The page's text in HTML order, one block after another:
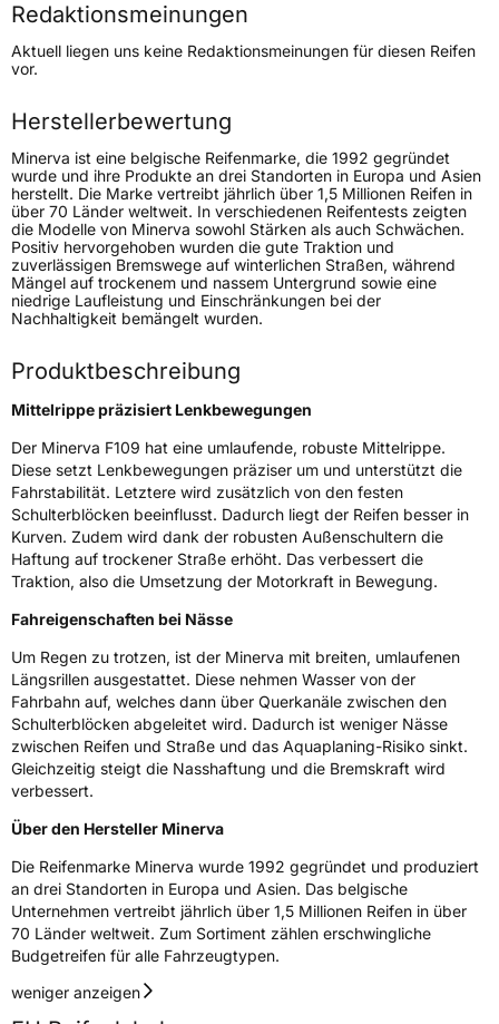
Höchstgeschwindigkeit
180 km/h
Lastindex91/89
Höchstlast615/580 kg
Generelle Merkmale
FahrzeugtypTransporter
VerwendungSommerreifen
ModellnameF 109
FahrzeugartTransporter
Schlauchtyp TL
ZustandNeureifen
C-ReifenJa
EU Label
EffizienzD
Nasshaftung D
Rollgeräusch (Klasse)B
3PMSF / Schneeflockensymbol / Alpine-SymbolNein
EPREL ID517904
Allgemeine Produktsicherheit (GPSR)
Redaktionsmeinungen
Aktuell liegen uns keine Redaktionsmeinungen für diesen Reifen
vor.
Herstellerbewertung
Minerva ist eine belgische Reifenmarke, die 1992 gegründet
wurde und ihre Produkte an drei Standorten in Europa und Asien
herstellt. Die Marke vertreibt jährlich über 1,5 Millionen Reifen in
über 70 Länder weltweit. In verschiedenen Reifentests zeigten
die Modelle von Minerva sowohl Stärken als auch Schwächen.
Positiv hervorgehoben wurden die gute Traktion und
zuverlässigen Bremswege auf winterlichen Straßen, während
Mängel auf trockenem und nassem Untergrund sowie eine
niedrige Laufleistung und Einschränkungen bei der
Nachhaltigkeit bemängelt wurden.
Produktbeschreibung
Mittelrippe präzisiert Lenkbewegungen
Der Minerva F109 hat eine umlaufende, robuste Mittelrippe.
Diese setzt Lenkbewegungen präziser um und unterstützt die
Fahrstabilität. Letztere wird zusätzlich von den festen
Schulterblöcken beeinflusst. Dadurch liegt der Reifen besser in
Kurven. Zudem wird dank der robusten Außenschultern die
Haftung auf trockener Straße erhöht. Das verbessert die
Traktion, also die Umsetzung der Motorkraft in Bewegung.
Fahreigenschaften bei Nässe
Um Regen zu trotzen, ist der Minerva mit breiten, umlaufenen
Längsrillen ausgestattet. Diese nehmen Wasser von der
Fahrbahn auf, welches dann über Querkanäle zwischen den
Schulterblöcken abgeleitet wird. Dadurch ist weniger Nässe
zwischen Reifen und Straße und das Aquaplaning-Risiko sinkt.
Gleichzeitig steigt die Nasshaftung und die Bremskraft wird
verbessert.
Über den Hersteller Minerva
Die Reifenmarke Minerva wurde 1992 gegründet und produziert
an drei Standorten in Europa und Asien. Das belgische
Unternehmen vertreibt jährlich über 1,5 Millionen Reifen in über
70 Länder weltweit. Zum Sortiment zählen erschwingliche
Budgetreifen für alle Fahrzeugtypen.
weniger anzeigen